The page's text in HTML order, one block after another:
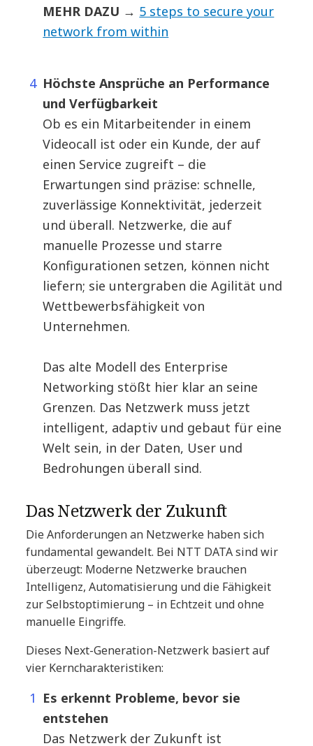
MEHR DAZU → 5 steps to secure your
network from within
Höchste Ansprüche an Performance
und Verfügbarkeit
Ob es ein Mitarbeitender in einem
Videocall ist oder ein Kunde, der auf
einen Service zugreift – die
Erwartungen sind präzise: schnelle,
zuverlässige Konnektivität, jederzeit
und überall. Netzwerke, die auf
manuelle Prozesse und starre
Konfigurationen setzen, können nicht
liefern; sie untergraben die Agilität und
Wettbewerbsfähigkeit von
Unternehmen.
Das alte Modell des Enterprise
Networking stößt hier klar an seine
Grenzen. Das Netzwerk muss jetzt
intelligent, adaptiv und gebaut für eine
Welt sein, in der Daten, User und
Bedrohungen überall sind.
Das Netzwerk der Zukunft
Die Anforderungen an Netzwerke haben sich
fundamental gewandelt. Bei NTT DATA sind wir
überzeugt: Moderne Netzwerke brauchen
Intelligenz, Automatisierung und die Fähigkeit
zur Selbstoptimierung – in Echtzeit und ohne
manuelle Eingriffe.
Dieses Next-Generation-Netzwerk basiert auf
vier Kerncharakteristiken:
Es erkennt Probleme, bevor sie
entstehen
Das Netzwerk der Zukunft ist